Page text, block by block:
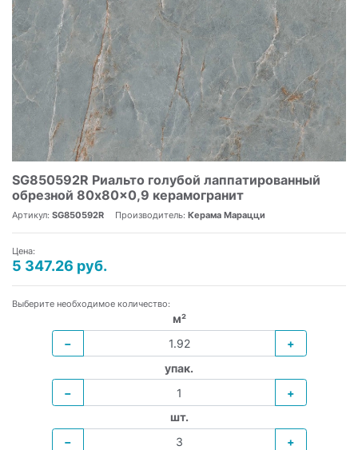
SG850592R Риальто голубой лаппатированный
обрезной 80x80x0,9 керамогранит
Артикул: SG850592R Производитель: Керама Марацци
Цена:
5 347.26 руб.
Выберите необходимое количество:
м²
−
+
упак.
−
+
шт.
−
+